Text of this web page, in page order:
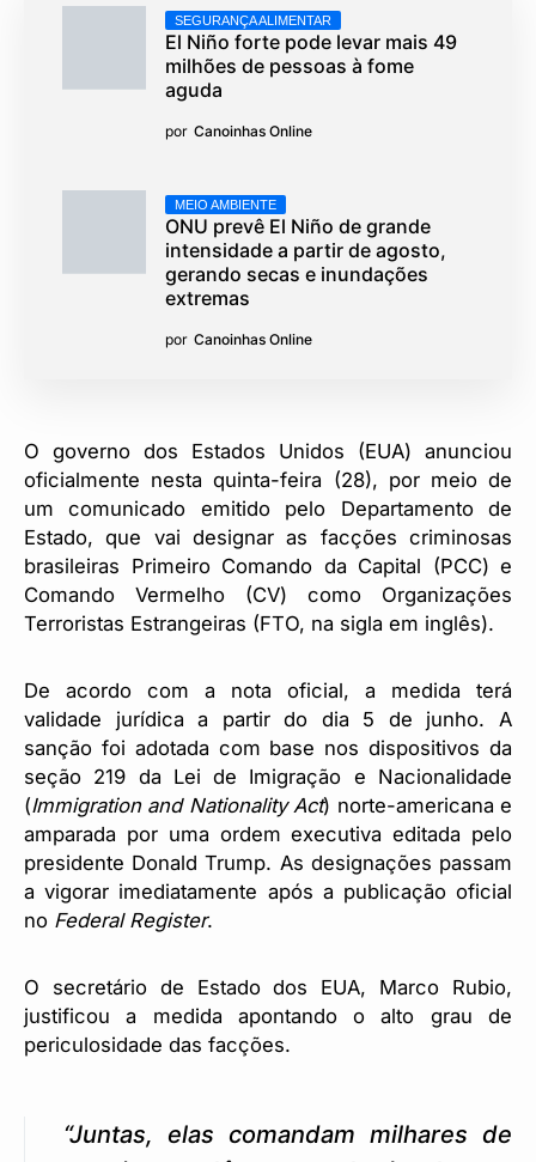
SEGURANÇA ALIMENTAR
El Niño forte pode levar mais 49
milhões de pessoas à fome
aguda
por Canoinhas Online
MEIO AMBIENTE
ONU prevê El Niño de grande
intensidade a partir de agosto,
gerando secas e inundações
extremas
por Canoinhas Online
O governo dos Estados Unidos (EUA) anunciou
oficialmente nesta quinta-feira (28), por meio de
um comunicado emitido pelo Departamento de
Estado, que vai designar as facções criminosas
brasileiras Primeiro Comando da Capital (PCC) e
Comando Vermelho (CV) como Organizações
Terroristas Estrangeiras (FTO, na sigla em inglês).
De acordo com a nota oficial, a medida terá
validade jurídica a partir do dia 5 de junho. A
sanção foi adotada com base nos dispositivos da
seção 219 da Lei de Imigração e Nacionalidade
(Immigration and Nationality Act) norte-americana e
amparada por uma ordem executiva editada pelo
presidente Donald Trump. As designações passam
a vigorar imediatamente após a publicação oficial
no Federal Register.
O secretário de Estado dos EUA, Marco Rubio,
justificou a medida apontando o alto grau de
periculosidade das facções.
“Juntas, elas comandam milhares de